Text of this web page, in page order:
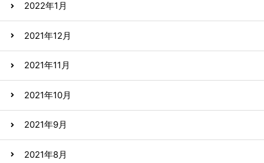
2022年1月
2021年12月
2021年11月
2021年10月
2021年9月
2021年8月